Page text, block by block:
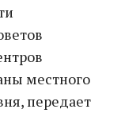
местного
передает